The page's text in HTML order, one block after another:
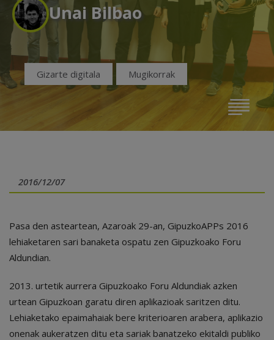
Unai Bilbao
Gizarte digitala Mugikorrak
2016/12/07
Pasa den asteartean, Azaroak 29-an, GipuzkoAPPs 2016
lehiaketaren sari banaketa ospatu zen Gipuzkoako Foru
Aldundian.
2013. urtetik aurrera Gipuzkoako Foru Aldundiak azken
urtean Gipuzkoan garatu diren aplikazioak saritzen ditu.
Lehiaketako epaimahaiak bere kriterioaren arabera, aplikazio
onenak aukeratzen ditu eta sariak banatzeko ekitaldi publiko